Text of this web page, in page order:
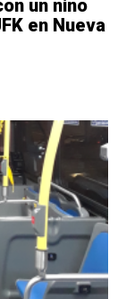
un niño
en Nueva